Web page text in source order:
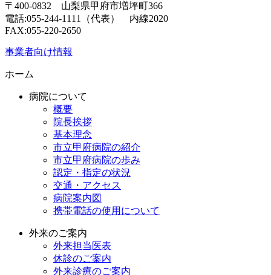
〒400-0832 山梨県甲府市増坪町366
電話:055-244-1111（代表） 内線2020
FAX:055-220-2650
事業者向け情報
ホーム
病院について
概要
院長挨拶
基本理念
市立甲府病院の紹介
市立甲府病院の歩み
認定・指定の状況
交通・アクセス
病院案内図
携帯電話の使用について
外来のご案内
外来担当医表
休診のご案内
外来診療のご案内